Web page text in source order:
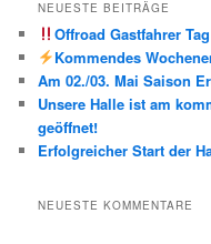
NEUESTE BEITRÄGE
Offroad Gastfahrer
Kommendes
Am 02./03. Mai Saison
Unsere Halle ist am
geöffnet!
Erfolgreicher Start der
NEUESTE KOMMENTARE